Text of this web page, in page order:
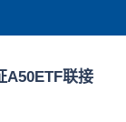
A50ETF联接